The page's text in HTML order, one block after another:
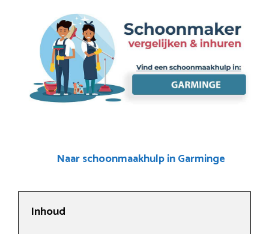
Naar schoonmaakhulp in Garminge
Inhoud